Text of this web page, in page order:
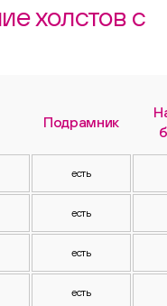
холстов с
Подрамник
есть
есть
есть
есть